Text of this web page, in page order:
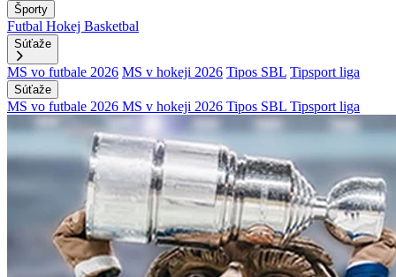
Športy
Futbal Hokej Basketbal
Súťaže
MS vo futbale 2026 MS v hokeji 2026 Tipos SBL Tipsport liga
Súťaže
MS vo futbale 2026 MS v hokeji 2026 Tipos SBL Tipsport liga